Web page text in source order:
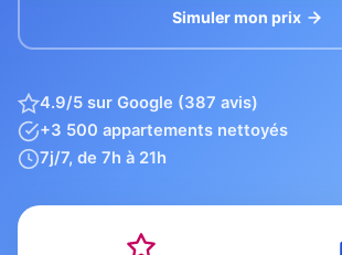
Simuler mon prix
4.9/5 sur Google (387 avis)
+3 500 appartements nettoyés
7j/7, de 7h à 21h